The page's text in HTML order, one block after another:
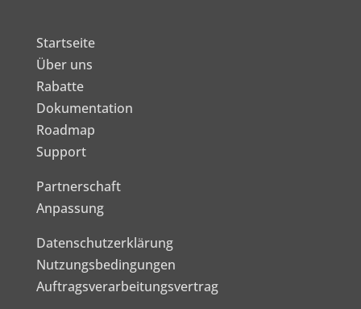
Startseite
Über uns
Rabatte
Dokumentation
Roadmap
Support
Partnerschaft
Anpassung
Datenschutzerklärung
Nutzungsbedingungen
Auftragsverarbeitungsvertrag